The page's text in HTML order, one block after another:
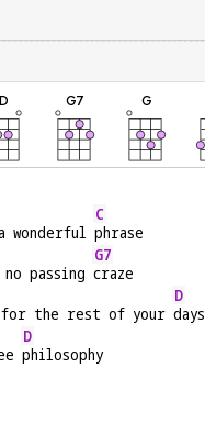
D
hợp
G7
hợp
G
hợp
wonderful
C
phrase
passing
G7
craze
the rest of your
D
days
D
philosophy